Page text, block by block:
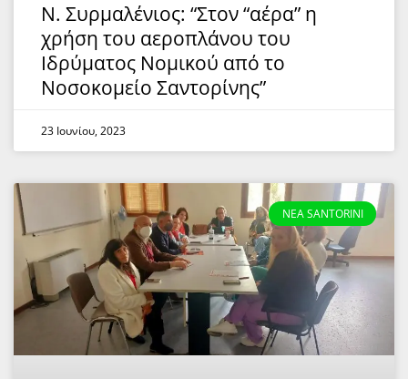
Ν. Συρμαλένιος: “Στον “αέρα” η
χρήση του αεροπλάνου του
Ιδρύματος Νομικού από το
Νοσοκομείο Σαντορίνης”
23 Ιουνίου, 2023
NEA SANTORINI